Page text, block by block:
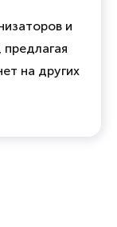
и
на других